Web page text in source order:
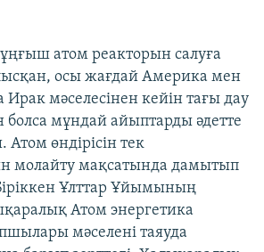
атом реакторын салуға
осы жағдай Америка мен
Ирак мәселесінен кейін тағы дау
мұндай айыптарды әдетте
өндірісін тек
молайту мақсатында дамытып
Ұлттар Ұйымының
Атом энергетика
мәселені таяуда